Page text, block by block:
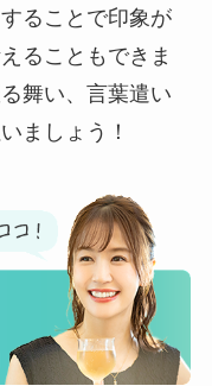
ることで印象が
ることもできま
舞い、言葉遣い
ましょう！